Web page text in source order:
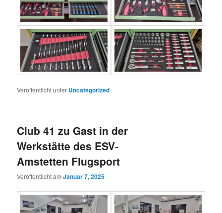
Veröffentlicht unter Uncategorized
Club 41 zu Gast in der
Werkstätte des ESV-
Amstetten Flugsport
Veröffentlicht amJanuar 7, 2025